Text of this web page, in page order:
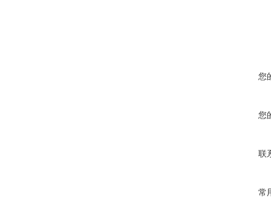
您
您
联
常